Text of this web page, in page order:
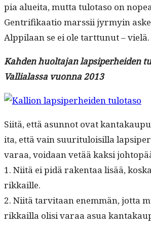
pia aluei­ta, mut­ta tulota­so on
Gen­tri­fikaa­tio marssii jyrmyin
Alp­pi­laan se ei ole tart­tunut – vielä.
Kah­den huolta­jan lap­siper­hei­den
Val­lialas­sa vuon­na 2013
Siitä, että asun­not ovat
ita, että vain suu­rit­u­loisil­la
varaa, voidaan vetää kak­si
1. Niitä ei pidä rak­en­taa lisää,
rikkaille.
2. Niitä tarvi­taan enem­män, jot­ta
rikkail­la olisi varaa asua